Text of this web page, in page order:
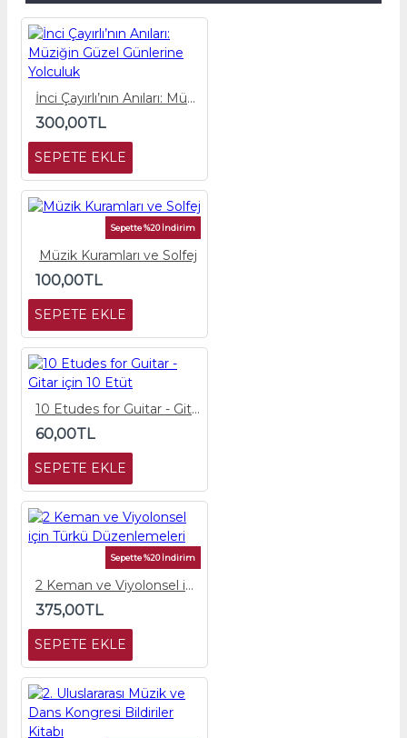
İnci Çayırlı’nın Anıları: Müziğin Güzel Günlerine Yolculuk
300,00TL
SEPETE EKLE
Sepette %20 İndirim
Müzik Kuramları ve Solfej
100,00TL
SEPETE EKLE
10 Etudes for Guitar - Gitar için 10 Etüt
60,00TL
SEPETE EKLE
Sepette %20 İndirim
2 Keman ve Viyolonsel için Türkü Düzenlemeleri
375,00TL
SEPETE EKLE